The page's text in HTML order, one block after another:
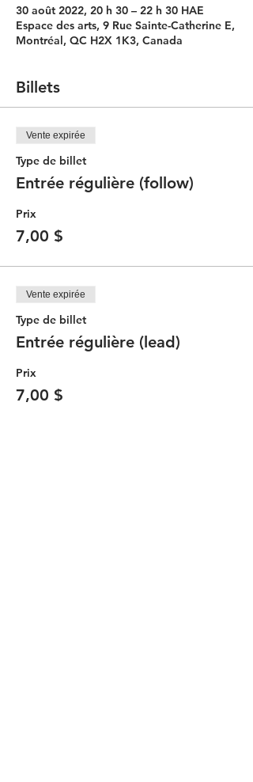
30 août 2022, 20 h 30 – 22 h 30 HAE
Espace des arts, 9 Rue Sainte-Catherine E,
Montréal, QC H2X 1K3, Canada
Billets
Vente expirée
Type de billet
Entrée régulière (follow)
Prix
7,00 $
Vente expirée
Type de billet
Entrée régulière (lead)
Prix
7,00 $